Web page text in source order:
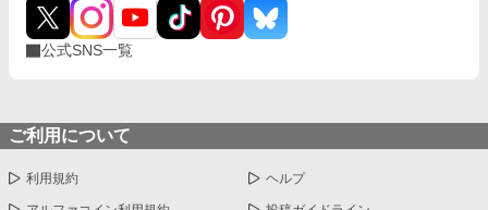
公式SNS一覧
ご利用について
利用規約 ヘルプ